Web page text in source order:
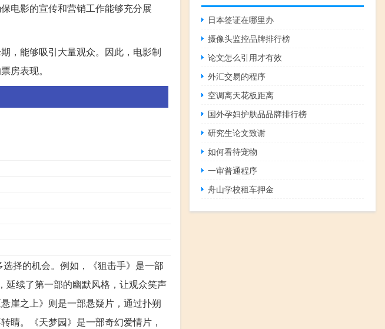
电影的宣传和营销工作能够充分展
，能够吸引大量观众。因此，电影制
房表现。
择的机会。例如，《狙击手》是一部
延续了第一部的幽默风格，让观众笑声
崖之上》则是一部悬疑片，通过扑朔
睛。《天梦园》是一部奇幻爱情片，
日本签证在哪里办
摄像头监控品牌排行榜
论文怎么引用才有效
外汇交易的程序
空调离天花板距离
国外孕妇护肤品品牌排行榜
研究生论文致谢
如何看待宠物
一审普通程序
舟山学校租车押金